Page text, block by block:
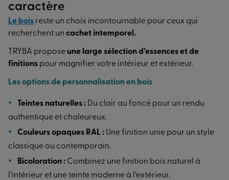
caractère
Le bois reste un choix incontournable pour ceux qui
recherchent un cachet intemporel.
TRYBA propose une large sélection d’essences et de
finitions pour magnifier votre intérieur et extérieur.
Les options de personnalisation en bois
Teintes naturelles : Du clair au foncé pour un rendu
authentique et chaleureux.
Couleurs opaques RAL : Une finition unie pour un style
classique ou contemporain.
Bicoloration : Combinez une finition bois naturel à
l’intérieur et une teinte moderne à l’extérieur.